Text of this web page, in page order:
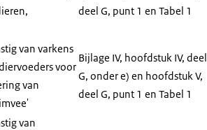
deel G, punt 1 en Tabel 1
van varkens
voor
van
Bijlage IV, hoofdstuk IV, deel
G, onder e) en hoofdstuk V,
deel G, punt 1 en Tabel 1
van